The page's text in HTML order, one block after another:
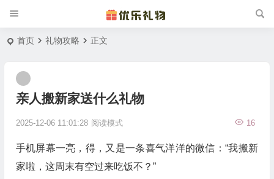
首页 礼物攻略 正文
亲人搬新家送什么礼物
2025-12-06 11:01:28 16
阅读模式
手机屏幕一亮，得，又是一条喜气洋洋的微信：“我搬新
家啦，这周末有空过来吃饭不？”